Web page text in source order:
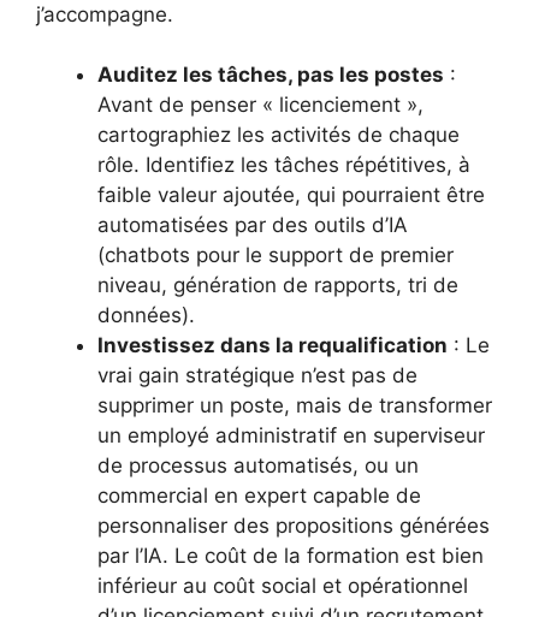
j’accompagne.
Auditez les tâches, pas les postes :
Avant de penser « licenciement »,
cartographiez les activités de chaque
rôle. Identifiez les tâches répétitives, à
faible valeur ajoutée, qui pourraient être
automatisées par des outils d’IA
(chatbots pour le support de premier
niveau, génération de rapports, tri de
données).
Investissez dans la requalification : Le
vrai gain stratégique n’est pas de
supprimer un poste, mais de transformer
un employé administratif en superviseur
de processus automatisés, ou un
commercial en expert capable de
personnaliser des propositions générées
par l’IA. Le coût de la formation est bien
inférieur au coût social et opérationnel